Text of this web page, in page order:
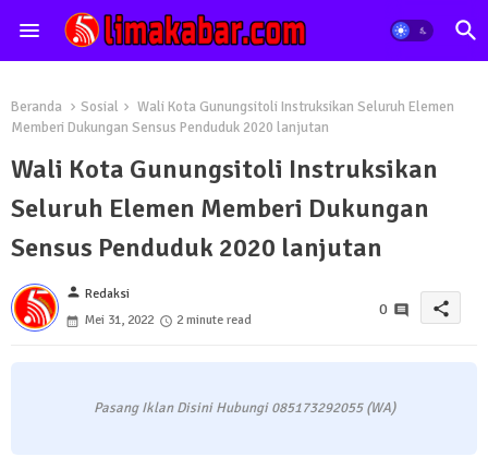
Beranda Sosial
Wali Kota Gunungsitoli Instruksikan Seluruh Elemen
Memberi Dukungan Sensus Penduduk 2020 lanjutan
Wali Kota Gunungsitoli Instruksikan
Seluruh Elemen Memberi Dukungan
Sensus Penduduk 2020 lanjutan
person Redaksi
Mei 31, 2022
2 minute read
0 share
Pasang Iklan Disini Hubungi 085173292055 (WA)